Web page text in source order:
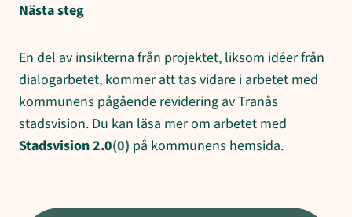
Nästa steg
En del av insikterna från projektet, liksom idéer från
dialogarbetet, kommer att tas vidare i arbetet med
kommunens pågående revidering av Tranås
stadsvision. Du kan läsa mer om arbetet med
Stadsvision 2.0
på kommunens hemsida.